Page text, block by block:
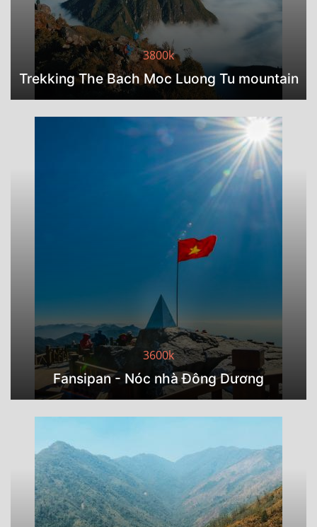
3800k
Trekking The Bach Moc Luong Tu mountain
3600k
Fansipan - Nóc nhà Đông Dương